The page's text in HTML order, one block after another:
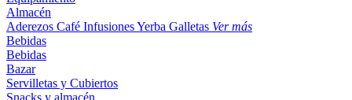
Almacén
Aderezos Café InfusionesYerba Galletas Ver más
Bebidas
Bebidas
Bazar
Servilletas y Cubiertos
Snacks y almacén